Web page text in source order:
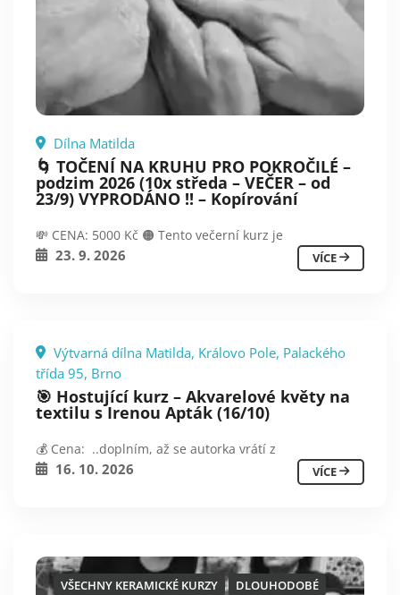
Dílna Matilda
🌀 TOČENÍ NA KRUHU PRO POKROČILÉ –
podzim 2026 (10x středa – VEČER – od
23/9) VYPRODÁNO !! – Kopírování
💸 CENA: 5000 Kč 🟠 Tento večerní kurz je
23. 9. 2026 VÍCE
Výtvarná dílna Matilda, Královo Pole, Palackého
třída 95, Brno
🎯 Hostující kurz – Akvarelové květy na
textilu s Irenou Apták (16/10)
💰 Cena: ..doplním, až se autorka vrátí z
16. 10. 2026 VÍCE
VŠECHNY KERAMICKÉ KURZY DLOUHODOBÉ